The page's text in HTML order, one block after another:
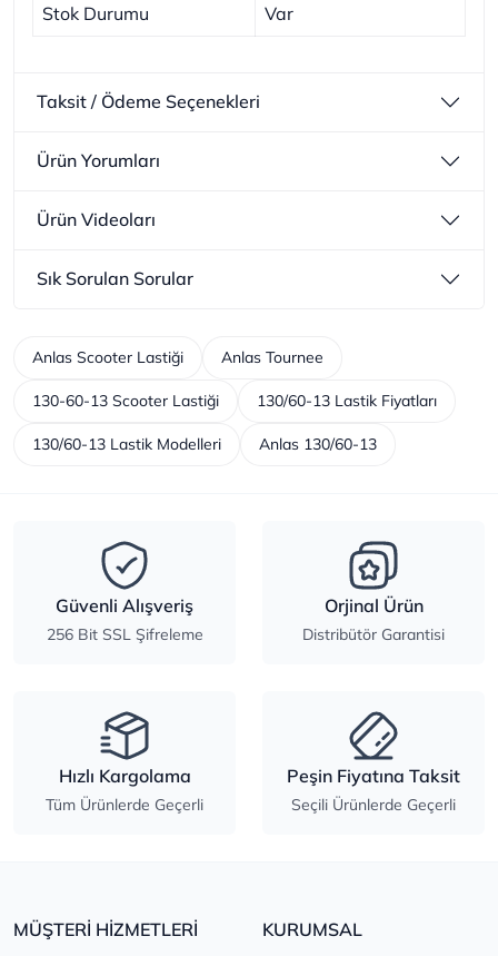
Stok Durumu Var
Taksit / Ödeme Seçenekleri
Ürün Yorumları
Ürün Videoları
Sık Sorulan Sorular
Anlas Scooter Lastiği Anlas Tournee
130-60-13 Scooter Lastiği 130/60-13 Lastik Fiyatları
130/60-13 Lastik Modelleri Anlas 130/60-13
Güvenli Alışveriş
256 Bit SSL Şifreleme
Orjinal Ürün
Distribütör Garantisi
Hızlı Kargolama
Tüm Ürünlerde Geçerli
Peşin Fiyatına Taksit
Seçili Ürünlerde Geçerli
MÜŞTERİ HİZMETLERİ KURUMSAL